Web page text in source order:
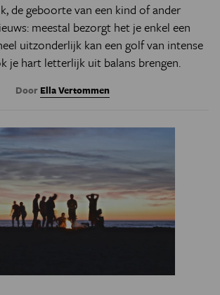
de geboorte van een kind of ander
meestal bezorgt het je enkel een
uitzonderlijk kan een golf van intense
je hart letterlijk uit balans brengen.
Door Ella Vertommen